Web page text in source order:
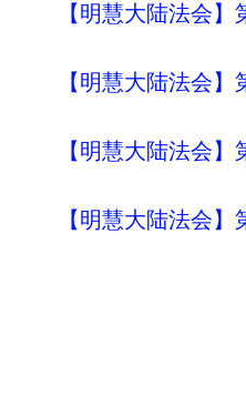
【明慧大陆法会
【明慧大陆法会
【明慧大陆法会
【明慧大陆法会